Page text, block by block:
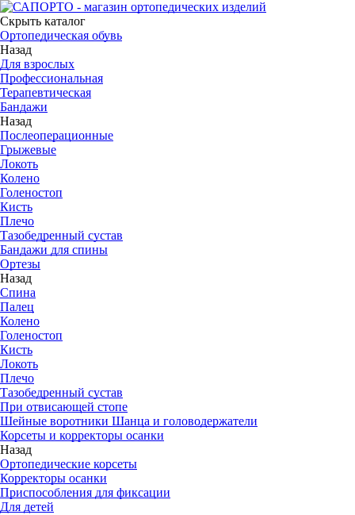
Скрыть каталог
Ортопедическая обувь
Назад
Для взрослых
Профессиональная
Терапевтическая
Бандажи
Назад
Послеоперационные
Грыжевые
Локоть
Колено
Голеностоп
Кисть
Плечо
Тазобедренный сустав
Бандажи для спины
Ортезы
Назад
Спина
Палец
Колено
Голеностоп
Кисть
Локоть
Плечо
Тазобедренный сустав
При отвисающей стопе
Шейные воротники Шанца и головодержатели
Корсеты и корректоры осанки
Назад
Ортопедические корсеты
Корректоры осанки
Приспособления для фиксации
Для детей